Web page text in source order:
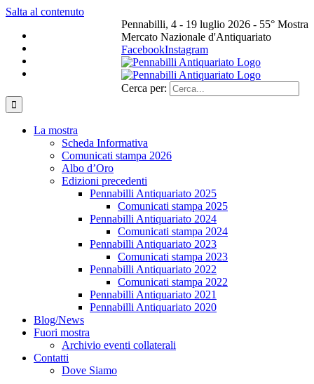
Salta al contenuto
Pennabilli, 4 - 19 luglio 2026 - 55° Mostra
Mercato Nazionale d'Antiquariato
FacebookInstagram
Cerca per:
La mostra
Scheda Informativa
Comunicati stampa 2026
Albo d’Oro
Edizioni precedenti
Pennabilli Antiquariato 2025
Comunicati stampa 2025
Pennabilli Antiquariato 2024
Comunicati stampa 2024
Pennabilli Antiquariato 2023
Comunicati stampa 2023
Pennabilli Antiquariato 2022
Comunicati stampa 2022
Pennabilli Antiquariato 2021
Pennabilli Antiquariato 2020
Blog/News
Fuori mostra
Archivio eventi collaterali
Contatti
Dove Siamo